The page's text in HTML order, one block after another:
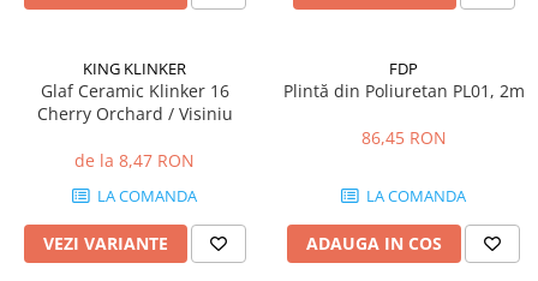
Hidrofobizare și Tratamente
Tencuieli și Betoane
Nivelare în Strat Subțire
KING KLINKER
Glaf Ceramic Klinker 16
Cherry Orchard / Visiniu
de la 8,47 RON
LA COMANDA
VEZI VARIANTE
FDP
Plintă din Poliuretan PL01, 2m
86,45 RON
LA COMANDA
ADAUGA IN COS